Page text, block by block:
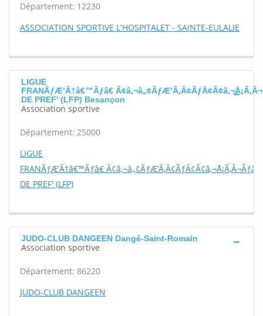
Département: 12230
ASSOCIATION SPORTIVE L'HOSPITALET - SAINTE-EULALIE
LIGUE
FRANÃƒÆ’Ã†â€™Ãƒâ€
DE PREF' (LFP) Besançon
Association sportive
Département: 25000
LIGUE
FRANÃƒÆ’Ã†â€™Ãƒâ€
DE PREF' (LFP)
JUDO-CLUB DANGEEN Dangé-Saint-Romain
Association sportive
Département: 86220
JUDO-CLUB DANGEEN